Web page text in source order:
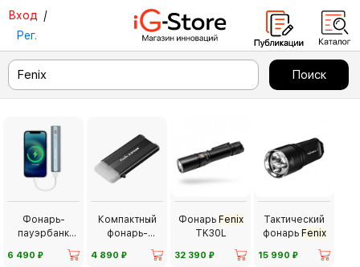
Вход /
Рег.
Фонарь-
пауэрбанк
E-CP
6 490 ⃏
Компактный
фонарь-
пауэрбанк
Fenix
4 890 ⃏
Фонарь Fenix
TK30L
32 390 ⃏
Тактический
фонарь Fenix
15 990 ⃏